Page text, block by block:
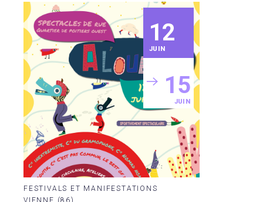
12
JUIN
15
JUIN
FESTIVALS ET MANIFESTATIONS
VIENNE (86)